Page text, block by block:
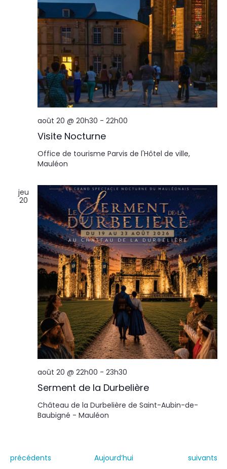
Visite Nocturne
août 20 @ 20h30 - 22h00
Office de tourisme Parvis de l'Hôtel de ville,
Mauléon
jeu
20
Serment de la Durbelière
août 20 @ 22h00 - 23h30
Château de la Durbelière de Saint-Aubin-de-
Baubigné - Mauléon
É
précédents Aujourd’hui
É
suivants